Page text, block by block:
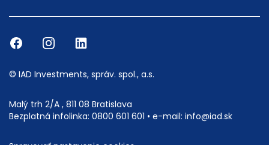
© IAD Investments, správ. spol., a.s.
Malý trh 2/A , 811 08 Bratislava
Bezplatná infolinka: 0800 601 601 • e-mail: info@iad.sk